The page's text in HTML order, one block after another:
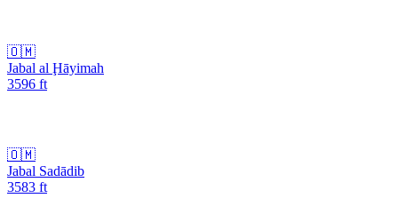
🇴🇲
Jabal al Ḩāyimah
3596 ft
🇴🇲
Jabal Sadādib
3583 ft